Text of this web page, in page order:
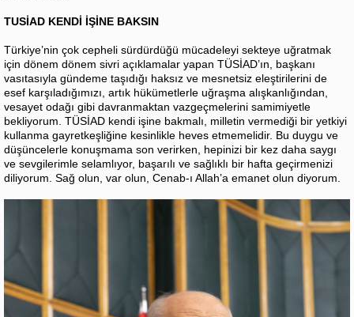
TUSİAD KENDİ İŞİNE BAKSIN
Türkiye’nin çok cepheli sürdürdüğü mücadeleyi sekteye uğratmak
için dönem dönem sivri açıklamalar yapan TÜSİAD’ın, başkanı
vasıtasıyla gündeme taşıdığı haksız ve mesnetsiz eleştirilerini de
esef karşıladığımızı, artık hükümetlerle uğraşma alışkanlığından,
vesayet odağı gibi davranmaktan vazgeçmelerini samimiyetle
bekliyorum. TÜSİAD kendi işine bakmalı, milletin vermediği bir yetkiyi
kullanma gayretkeşliğine kesinlikle heves etmemelidir. Bu duygu ve
düşüncelerle konuşmama son verirken, hepinizi bir kez daha saygı
ve sevgilerimle selamlıyor, başarılı ve sağlıklı bir hafta geçirmenizi
diliyorum. Sağ olun, var olun, Cenab-ı Allah’a emanet olun diyorum.